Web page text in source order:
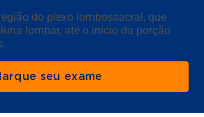
do plexo lombossacral, que
lombar, até o início da porção
seu exame